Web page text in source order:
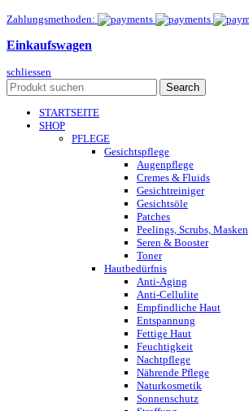
Zahlungsmethoden:
Einkaufswagen
schliessen
Search
STARTSEITE
SHOP
PFLEGE
Gesichtspflege
Augenpflege
Cremes & Fluids
Gesichtreiniger
Gesichtsöle
Patches
Peelings, Scrubs, Masken
Seren & Booster
Toner
Hautbedürfnis
Anti-Aging
Anti-Cellulite
Empfindliche Haut
Entspannung
Fettige Haut
Feuchtigkeit
Nachtpflege
Nährende Pflege
Naturkosmetik
Sonnenschutz